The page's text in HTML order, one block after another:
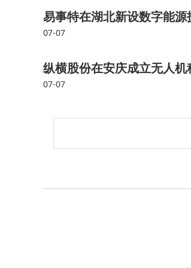
易事特在湖北新设数字能
07-07
纵横股份在安庆成立无人机
07-07